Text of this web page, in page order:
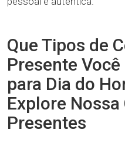
Que Tipos de
Presente
para Dia do
Explore Nossa
Presentes